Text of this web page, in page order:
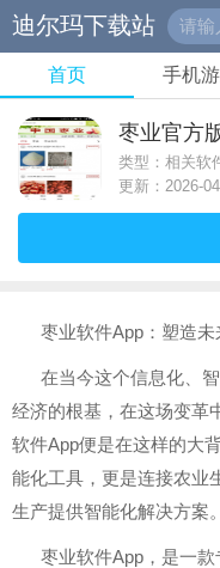
迪尔玛下载站
首页 手机
枣业官方
类型：相关软
更新：2026-
枣业软件App：塑造
在当今这个信息化、
经济的根基，在这场变革
软件App便是在这样的大
能化工具，更是连接农业
生产提供智能化解决方案。
枣业软件App，是一